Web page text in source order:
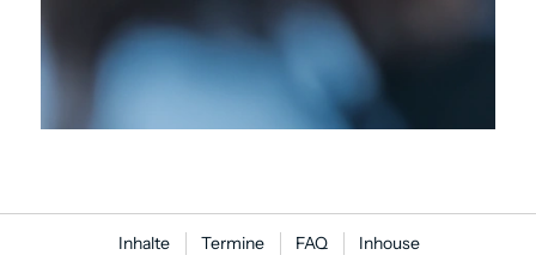
Inhalte Termine FAQ Inhouse